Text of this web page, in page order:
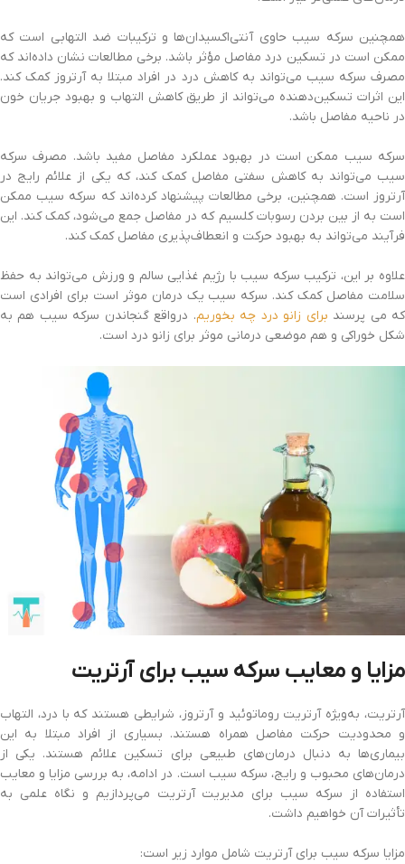
همچنین سرکه سیب حاوی آنتی‌اکسیدان‌ها و ترکیبات ضد التهابی است که
ممکن است در تسکین درد مفاصل مؤثر باشد. برخی مطالعات نشان داده‌اند که
مصرف سرکه سیب می‌تواند به کاهش درد در افراد مبتلا به آرتروز کمک کند.
این اثرات تسکین‌دهنده می‌تواند از طریق کاهش التهاب و بهبود جریان خون
در ناحیه مفاصل باشد.
سرکه سیب ممکن است در بهبود عملکرد مفاصل مفید باشد. مصرف سرکه
سیب می‌تواند به کاهش سفتی مفاصل کمک کند، که یکی از علائم رایج در
آرتروز است. همچنین، برخی مطالعات پیشنهاد کرده‌اند که سرکه سیب ممکن
است به از بین بردن رسوبات کلسیم که در مفاصل جمع می‌شود، کمک کند. این
فرآیند می‌تواند به بهبود حرکت و انعطاف‌پذیری مفاصل کمک کند.
علاوه بر این، ترکیب سرکه سیب با رژیم غذایی سالم و ورزش می‌تواند به حفظ
سلامت مفاصل کمک کند. سرکه سیب یک درمان موثر است برای افرادی است
که می پرسند برای زانو درد چه بخوریم. درواقع گنجاندن سرکه سیب هم به
شکل خوراکی و هم موضعی درمانی موثر برای زانو درد است.
مزایا و معایب سرکه سیب برای آرتریت
آرتریت، به‌ویژه آرتریت روماتوئید و آرتروز، شرایطی هستند که با درد، التهاب
و محدودیت حرکت مفاصل همراه هستند. بسیاری از افراد مبتلا به این
بیماری‌ها به دنبال درمان‌های طبیعی برای تسکین علائم هستند. یکی از
درمان‌های محبوب و رایج، سرکه سیب است. در ادامه، به بررسی مزایا و معایب
استفاده از سرکه سیب برای مدیریت آرتریت می‌پردازیم و نگاه علمی به
تأثیرات آن خواهیم داشت.
مزایا سرکه سیب برای آرتریت شامل موارد زیر است: